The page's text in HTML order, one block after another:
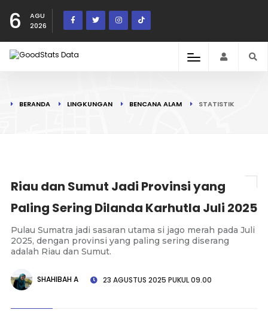
6
AGU
2026
BERANDA LINGKUNGAN BENCANA ALAM STATISTIK
Riau dan Sumut Jadi Provinsi yang
Paling Sering Dilanda Karhutla Juli 2025
Pulau Sumatra jadi sasaran utama si jago merah pada Juli
2025, dengan provinsi yang paling sering diserang
adalah Riau dan Sumut.
SHAHIBAH A 23 AGUSTUS 2025 PUKUL 09.00